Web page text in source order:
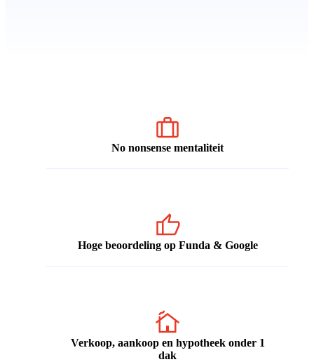
No nonsense mentaliteit
Hoge beoordeling op Funda & Google
Verkoop, aankoop en hypotheek onder 1
dak